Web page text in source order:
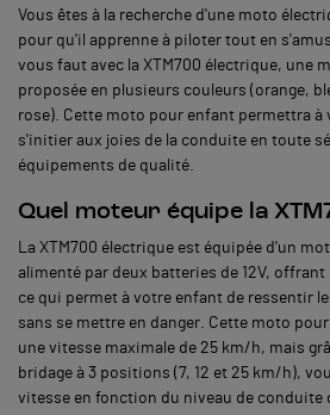
Vous êtes à la recherche d'une moto
pour qu'il apprenne à piloter tout en
vous faut avec la XTM700 électrique, une
proposée en plusieurs couleurs (orange,
rose). Cette moto pour enfant permettra
s'initier aux joies de la conduite en toute
équipements de qualité.
Quel moteur équipe la
La XTM700 électrique est équipée d'un
alimenté par deux batteries de 12V, offrant
ce qui permet à votre enfant de ressentir
sans se mettre en danger. Cette moto
une vitesse maximale de 25 km/h, mais
bridage à 3 positions (7, 12 et 25 km/h),
vitesse en fonction du niveau de conduite